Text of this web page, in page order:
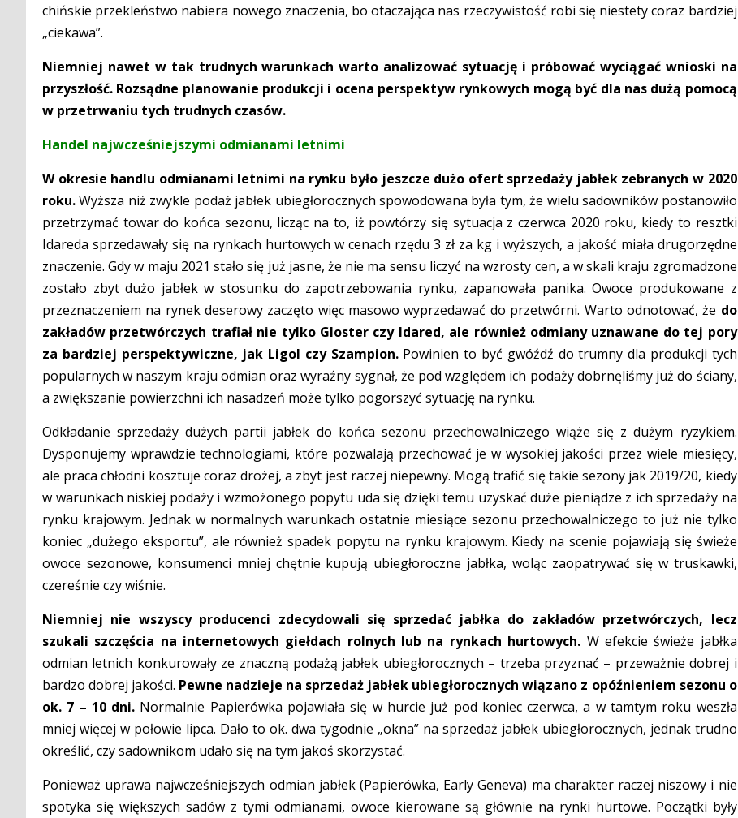
chińskie przekleństwo nabiera nowego znaczenia, bo otaczająca nas rzeczywistość robi się niestety coraz bardziej
„ciekawa”.
Niemniej nawet w tak trudnych warunkach warto analizować sytuację i próbować wyciągać wnioski na
przyszłość. Rozsądne planowanie produkcji i ocena perspektyw rynkowych mogą być dla nas dużą pomocą
w przetrwaniu tych trudnych czasów.
Handel najwcześniejszymi odmianami letnimi
W okresie handlu odmianami letnimi na rynku było jeszcze dużo ofert sprzedaży jabłek zebranych w 2020
roku.Wyższa niż zwykle podaż jabłek ubiegłorocznych spowodowana była tym, że wielu sadowników postanowiło
przetrzymać towar do końca sezonu, licząc na to, iż powtórzy się sytuacja z czerwca 2020 roku, kiedy to resztki
Idareda sprzedawały się na rynkach hurtowych w cenach rzędu 3 zł za kg i wyższych, a jakość miała drugorzędne
znaczenie. Gdy w maju 2021 stało się już jasne, że nie ma sensu liczyć na wzrosty cen, a w skali kraju zgromadzone
zostało zbyt dużo jabłek w stosunku do zapotrzebowania rynku, zapanowała panika. Owoce produkowane z
przeznaczeniem na rynek deserowy zaczęto więc masowo wyprzedawać do przetwórni. Warto odnotować, że do
zakładów przetwórczych trafiał nie tylko Gloster czy Idared, ale również odmiany uznawane do tej pory
za bardziej perspektywiczne, jak Ligol czy Szampion.Powinien to być gwóźdź do trumny dla produkcji tych
popularnych w naszym kraju odmian oraz wyraźny sygnał, że pod względem ich podaży dobrnęliśmy już do ściany,
a zwiększanie powierzchni ich nasadzeń może tylko pogorszyć sytuację na rynku.
Odkładanie sprzedaży dużych partii jabłek do końca sezonu przechowalniczego wiąże się z dużym ryzykiem.
Dysponujemy wprawdzie technologiami, które pozwalają przechować je w wysokiej jakości przez wiele miesięcy,
ale praca chłodni kosztuje coraz drożej, a zbyt jest raczej niepewny. Mogą trafić się takie sezony jak 2019/20, kiedy
w warunkach niskiej podaży i wzmożonego popytu uda się dzięki temu uzyskać duże pieniądze z ich sprzedaży na
rynku krajowym. Jednak w normalnych warunkach ostatnie miesiące sezonu przechowalniczego to już nie tylko
koniec „dużego eksportu”, ale również spadek popytu na rynku krajowym. Kiedy na scenie pojawiają się świeże
owoce sezonowe, konsumenci mniej chętnie kupują ubiegłoroczne jabłka, woląc zaopatrywać się w truskawki,
czereśnie czy wiśnie.
Niemniej nie wszyscy producenci zdecydowali się sprzedać jabłka do zakładów przetwórczych, lecz
szukali szczęścia na internetowych giełdach rolnych lub na rynkach hurtowych. W efekcie świeże jabłka
odmian letnich konkurowały ze znaczną podażą jabłek ubiegłorocznych – trzeba przyznać – przeważnie dobrej i
bardzo dobrej jakości. Pewne nadzieje na sprzedaż jabłek ubiegłorocznych wiązano z opóźnieniem sezonu o
ok. 7 – 10 dni. Normalnie Papierówka pojawiała się w hurcie już pod koniec czerwca, a w tamtym roku weszła
mniej więcej w połowie lipca. Dało to ok. dwa tygodnie „okna” na sprzedaż jabłek ubiegłorocznych, jednak trudno
określić, czy sadownikom udało się na tym jakoś skorzystać.
Ponieważ uprawa najwcześniejszych odmian jabłek (Papierówka, Early Geneva) ma charakter raczej niszowy i nie
spotyka się większych sadów z tymi odmianami, owoce kierowane są głównie na rynki hurtowe. Początki były